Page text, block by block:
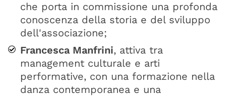
che porta in commissione una profonda
conoscenza della storia e del sviluppo
dell'associazione;
Francesca Manfrini, attiva tra
management culturale e arti
performative, con una formazione nella
danza contemporanea e una